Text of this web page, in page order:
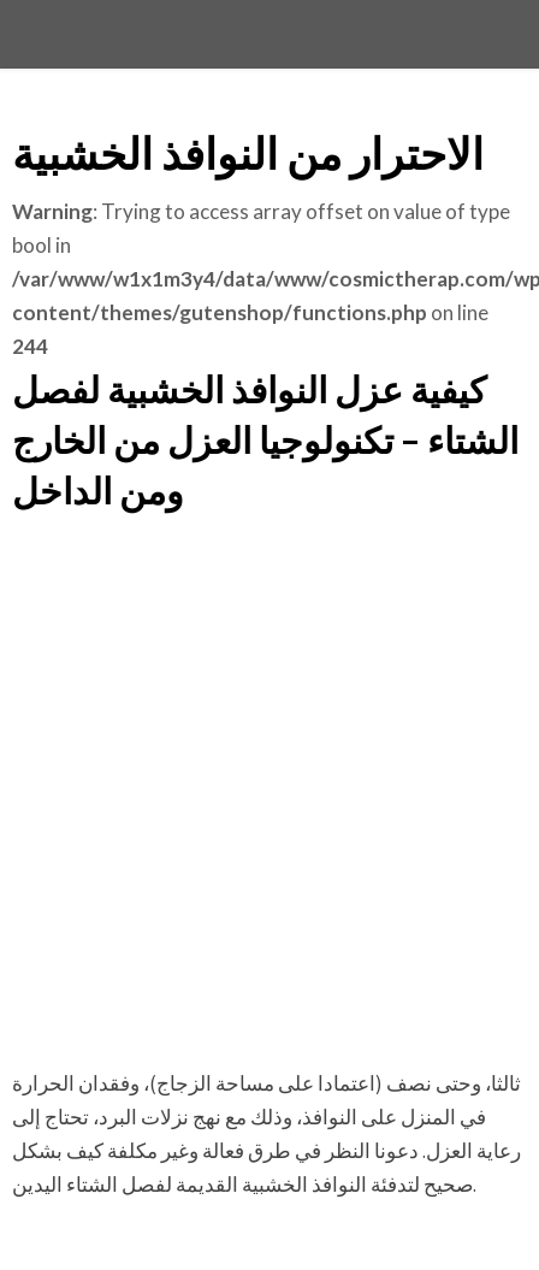
الاحترار من النوافذ الخشبية
Warning: Trying to access array offset on value of type
bool in
/var/www/w1x1m3y4/data/www/cosmictherap.com/
content/themes/gutenshop/functions.php on line
244
كيفية عزل النوافذ الخشبية لفصل
الشتاء – تكنولوجيا العزل من الخارج
ومن الداخل
ثالثا، وحتى نصف (اعتمادا على مساحة الزجاج)، وفقدان الحرارة
في المنزل على النوافذ، وذلك مع نهج نزلات البرد، تحتاج إلى
رعاية العزل. دعونا النظر في طرق فعالة وغير مكلفة كيف بشكل
صحيح لتدفئة النوافذ الخشبية القديمة لفصل الشتاء اليدين.